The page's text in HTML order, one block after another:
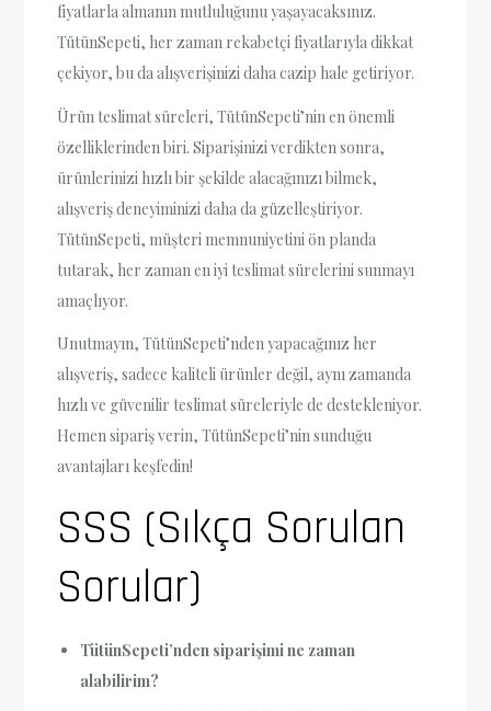
fiyatlarla almanın mutluluğunu yaşayacaksınız.
TütünSepeti, her zaman rekabetçi fiyatlarıyla dikkat
çekiyor, bu da alışverişinizi daha cazip hale getiriyor.
Ürün teslimat süreleri, TütünSepeti’nin en önemli
özelliklerinden biri. Siparişinizi verdikten sonra,
ürünlerinizi hızlı bir şekilde alacağınızı bilmek,
alışveriş deneyiminizi daha da güzelleştiriyor.
TütünSepeti, müşteri memnuniyetini ön planda
tutarak, her zaman en iyi teslimat sürelerini sunmayı
amaçlıyor.
Unutmayın, TütünSepeti’nden yapacağınız her
alışveriş, sadece kaliteli ürünler değil, aynı zamanda
hızlı ve güvenilir teslimat süreleriyle de destekleniyor.
Hemen sipariş verin, TütünSepeti’nin sunduğu
avantajları keşfedin!
SSS (Sıkça Sorulan
Sorular)
TütünSepeti’nden siparişimi ne zaman
alabilirim?